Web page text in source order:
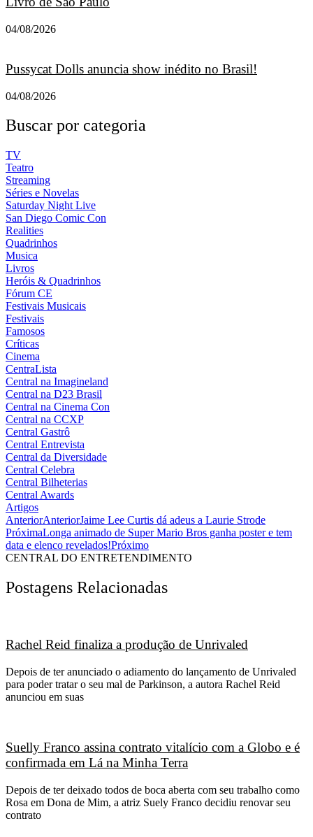
04/08/2026
Pussycat Dolls anuncia show inédito no Brasil!
04/08/2026
Buscar por categoria
TV
Teatro
Streaming
Séries e Novelas
Saturday Night Live
San Diego Comic Con
Realities
Quadrinhos
Musica
Livros
Heróis & Quadrinhos
Fórum CE
Festivais Musicais
Festivais
Famosos
Críticas
Cinema
CentraLista
Central na Imagineland
Central na D23 Brasil
Central na Cinema Con
Central na CCXP
Central Gastrô
Central Entrevista
Central da Diversidade
Central Celebra
Central Bilheterias
Central Awards
Artigos
AnteriorAnteriorJaime Lee Curtis dá adeus a Laurie Strode
PróximaLonga animado de Super Mario Bros ganha poster e tem
data e elenco revelados!Próximo
CENTRAL DO ENTRETENDIMENTO
Postagens Relacionadas
Rachel Reid finaliza a produção de Unrivaled
Depois de ter anunciado o adiamento do lançamento de Unrivaled
para poder tratar o seu mal de Parkinson, a autora Rachel Reid
anunciou em suas
Suelly Franco assina contrato vitalício com a Globo e é
confirmada em Lá na Minha Terra
Depois de ter deixado todos de boca aberta com seu trabalho como
Rosa em Dona de Mim, a atriz Suely Franco decidiu renovar seu
contrato